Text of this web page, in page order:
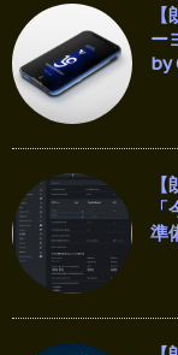
ー
by
準